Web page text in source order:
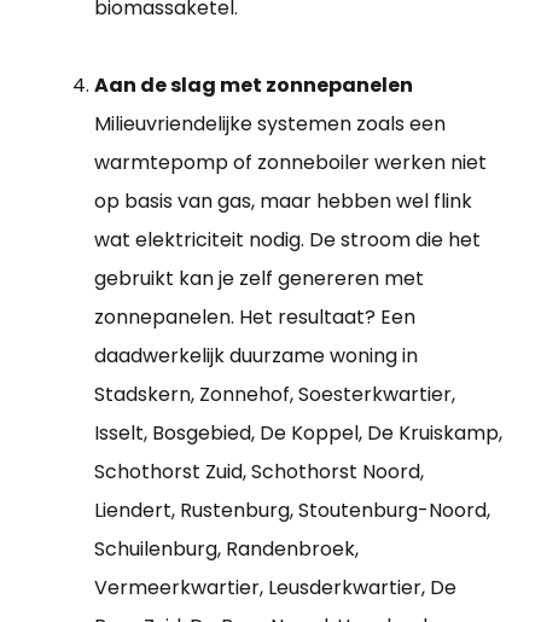
biomassaketel.
Aan de slag met zonnepanelen
Milieuvriendelijke systemen zoals een
warmtepomp of zonneboiler werken niet
op basis van gas, maar hebben wel flink
wat elektriciteit nodig. De stroom die het
gebruikt kan je zelf genereren met
zonnepanelen. Het resultaat? Een
daadwerkelijk duurzame woning in
Stadskern, Zonnehof, Soesterkwartier,
Isselt, Bosgebied, De Koppel, De Kruiskamp,
Schothorst Zuid, Schothorst Noord,
Liendert, Rustenburg, Stoutenburg-Noord,
Schuilenburg, Randenbroek,
Vermeerkwartier, Leusderkwartier, De